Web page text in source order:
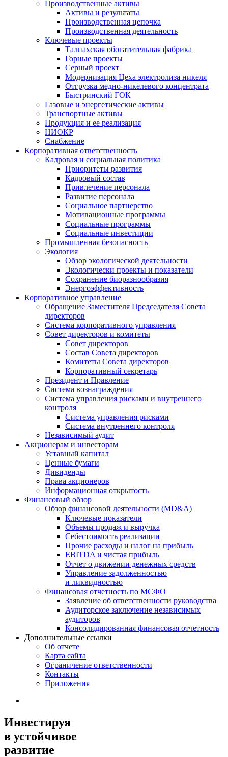
Производственные активы
Активы и результаты
Производственная цепочка
Производственная деятельность
Ключевые проекты
Талнахская обогатительная фабрика
Горные проекты
Серный проект
Модернизация Цеха электролиза никеля
Отгрузка медно-никелевого концентрата
Быстринский ГОК
Газовые и энергетические активы
Транспортные активы
Продукция и ее реализация
НИОКР
Снабжение
Корпоративная ответственность
Кадровая и социальная политика
Приоритеты развития
Кадровый состав
Привлечение персонала
Развитие персонала
Социальное партнерство
Мотивационные программы
Социальные программы
Социальные инвестиции
Промышленная безопасность
Экология
Обзор экологической деятельности
Экологически проекты и показатели
Сохранение биоразнообразия
Энергоэффективность
Корпоративное управление
Обращение Заместителя Председателя Совета
директоров
Система корпоративного управления
Совет директоров и комитеты
Совет директоров
Состав Совета директоров
Комитеты Совета директоров
Корпоративный секретарь
Президент и Правление
Система вознаграждения
Система управления рисками и внутреннего
контроля
Система управления рисками
Система внутреннего контроля
Независимый аудит
Акционерам и инвесторам
Уставный капитал
Ценные бумаги
Дивиденды
Права акционеров
Информационная открытость
Финансовый обзор
Обзор финансовой деятельности (MD&A)
Ключевые показатели
Объемы продаж и выручка
Себестоимость реализации
Прочие расходы и налог на прибыль
EBITDA и чистая прибыль
Отчет о движении денежных средств
Управление задолженностью
и ликвидностью
Финансовая отчетность по МСФО
Заявление об ответственности руководства
Аудиторское заключение независимых
аудиторов
Консолидированная финансовая отчетность
Дополнительные ссылки
Об отчете
Карта сайта
Ограничение ответственности
Контакты
Приложения
Инвестируя
в устойчивое
развитие